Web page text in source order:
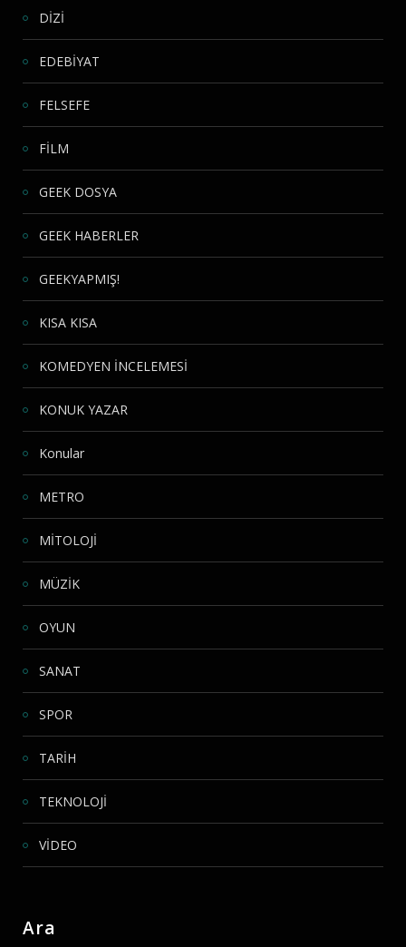
DİZİ
EDEBİYAT
FELSEFE
FİLM
GEEK DOSYA
GEEK HABERLER
GEEKYAPMIŞ!
KISA KISA
KOMEDYEN İNCELEMESİ
KONUK YAZAR
Konular
METRO
MİTOLOJİ
MÜZİK
OYUN
SANAT
SPOR
TARİH
TEKNOLOJİ
VİDEO
Ara